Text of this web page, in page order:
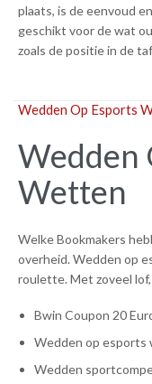
plaats, is de eenvoud
geschikt voor de wat
zoals de positie in de
Wedden Op Esports
Wedden
Wetten
Welke Bookmakers
overheid. Wedden op
roulette. Met zoveel
Bwin Coupon 20
Wedden op esports
Wedden